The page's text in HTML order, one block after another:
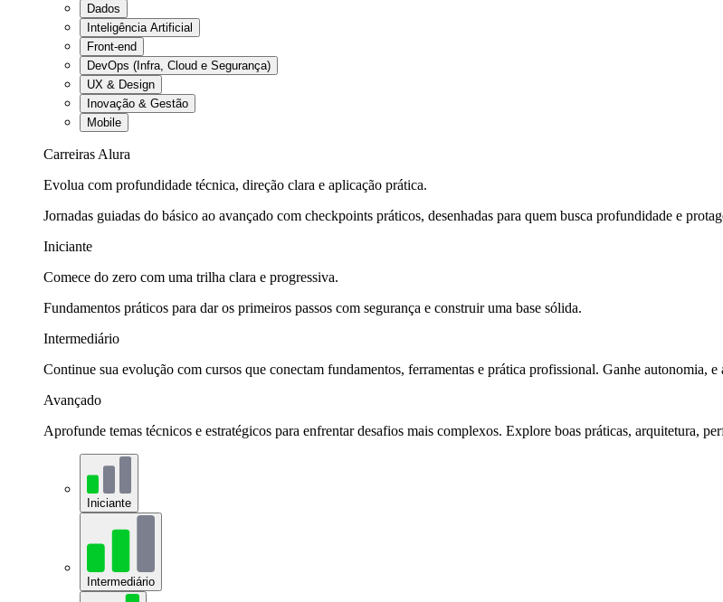
Dados
Inteligência Artificial
Front-end
DevOps (Infra, Cloud e Segurança)
UX & Design
Inovação & Gestão
Mobile
Carreiras Alura
Evolua com profundidade técnica, direção clara e aplicação prática.
Jornadas guiadas do básico ao avançado com checkpoints práticos, desenhadas para quem busca profundidade e
Iniciante
Comece do zero com uma trilha clara e progressiva.
Fundamentos práticos para dar os primeiros passos com segurança e construir uma base sólida.
Intermediário
Continue sua evolução com cursos que conectam fundamentos, ferramentas e prática profissional. Ganhe autonomia,
Avançado
Aprofunde temas técnicos e estratégicos para enfrentar desafios mais complexos. Explore boas práticas, arquitetura,
Iniciante
Intermediário